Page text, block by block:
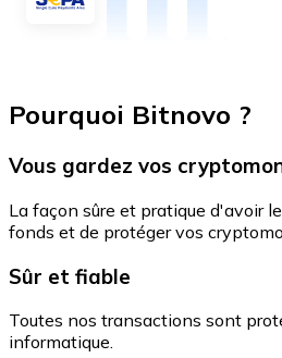
Pourquoi Bitnovo ?
Vous gardez vos
La façon sûre et pratique d'avoir
fonds et de protéger vos
Sûr et fiable
Toutes nos transactions sont
informatique.